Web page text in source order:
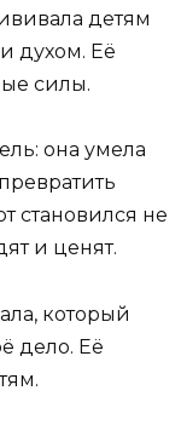
детям
духом. Её
силы.
она умела
становился не
и ценят.
который
дело. Её